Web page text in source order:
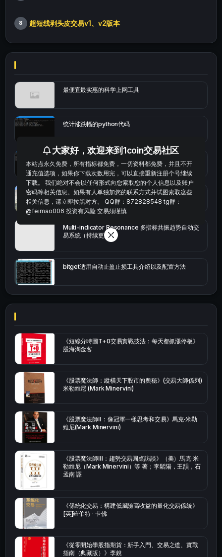
8 超短线剥头皮交易v1、v2版本
最便宜最实惠的科学上网工具
统计涨跌幅的python代码
bybit安卓端
Multi-indicator Resonance 多指标共振趋势自动交
易系统（持续更新）
bitget适用自动止盈止损工具介绍以及配置方法
《短線分時圖T+0交易實戰技法：每天都抓漲停板》
股海淘金客
《股票魔法師：縱橫天下股市的奧秘》(交易大師係列)
米勒維尼 (Mark Minervini)
《股票魔法師Ⅱ：像冠軍一樣思考和交易》馬克·米勒
維尼(Mark Minervini)
《股票魔法師Ⅲ：趨勢交易圓桌訪談》（美）馬克·米
勒維尼（Mark Minervini）等 著；李鬆陽，王韻，石
孟南 譯
《係統化交易：構建低風險高收益的量化交易係統》
[英]羅伯特 · 卡佛
《從零開始學股指期貨：新手入門、交易之道、實戰
指南（典藏版）》李銳
大家好，欢迎来到1coin交易社区
本站点永久免费，所有指标都免费，一切资料都免费，并且不开
通充值选项，如果你下载次数用完，可以直接重新注册个号继续
下载。 我们绝对不会以任何形式向您索取您的个人信息以及账户
密码等相关信息。如果有人单独加您的联系方式并试图索取这些
相关信息，请立即拉黑对方。 QQ群：872828548 tg群：
@feimao006 投资有风险 交易须谨慎